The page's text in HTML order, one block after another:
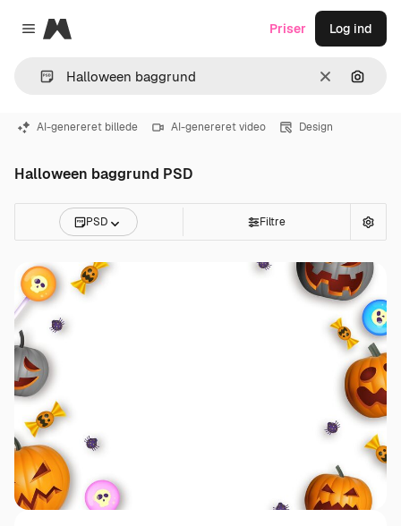
Close menu
Magnific
Klar Søg
Priser Log ind
AI-genereret billede AI-genereret video Design
Halloween baggrund PSD
PSD Filtre